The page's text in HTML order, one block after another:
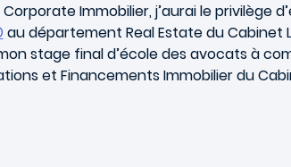
Immobilier, j’aurai le privilège
au département Real Estate du Cabinet
stage final d’école des avocats à
et Financements Immobilier du